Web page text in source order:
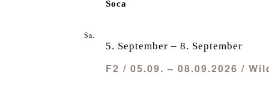
Soca
Sa.
F2 / 05.09. – 08.09.2026 /
5. September – 8. September